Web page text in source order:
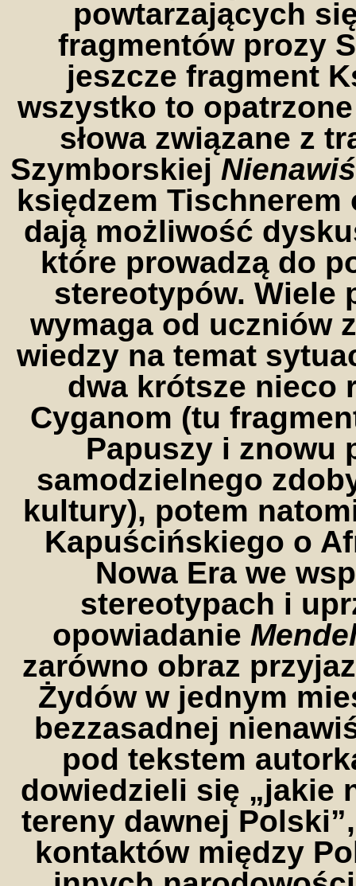
powtarzających
fragmentów prozy
jeszcze fragment
wszystko to
słowa związane z
Szymborskiej
księdzem
dają możliwość
które prowadzą do
stereotypów. Wiele
wymaga od uczniów
wiedzy na temat
dwa krótsze nieco
Cyganom (tu
Papuszy i znowu
samodzielnego
kultury), potem
Kapuścińskiego o
Nowa Era we
stereotypach i
opowiadanie
zarówno obraz
Żydów w jednym
bezzasadnej
pod tekstem
dowiedzieli się „jakie
tereny dawnej
kontaktów między